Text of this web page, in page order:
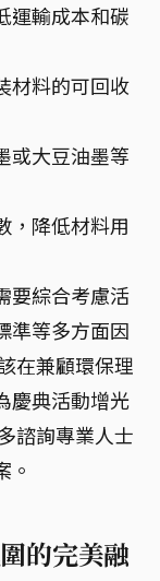
運輸成本和碳
材料的可回收
或大豆油墨等
，降低材料用
要綜合考慮活
準等多方面因
在兼顧環保理
慶典活動增光
諮詢專業人士
。
的完美融